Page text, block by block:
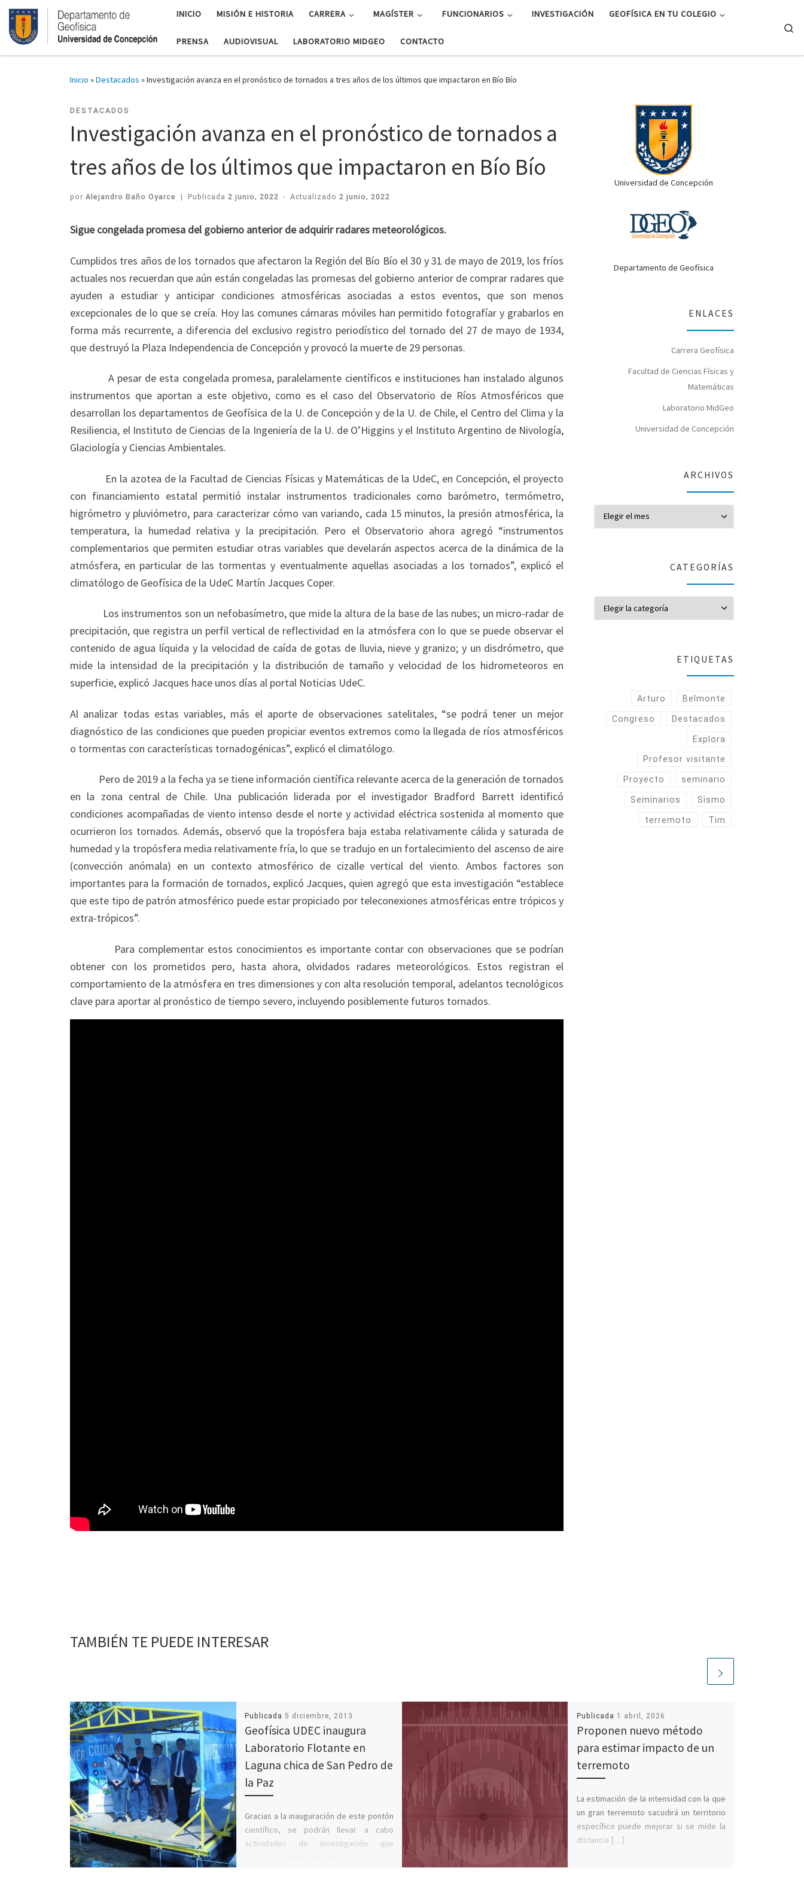
INICIO MISIÓN E HISTORIA CARRERA MAGÍSTER FUNCIONARIOS INVESTIGACIÓN GEOFÍSICA EN TU COLEGIO
PRENSA AUDIOVISUAL LABORATORIO MIDGEO CONTACTO
Inicio »Destacados »Investigación avanza en el pronóstico de tornados a tres años de los últimos que impactaron en Bío Bío
DESTACADOS
Investigación avanza en el pronóstico de tornados a
tres años de los últimos que impactaron en Bío Bío
por Alejandro Baño Oyarce | Publicada 2 junio, 2022 - Actualizado2 junio, 2022
Sigue congelada promesa del gobierno anterior de adquirir radares meteorológicos.
Cumplidos tres años de los tornados que afectaron la Región del Bío Bío el 30 y 31 de mayo de 2019, los fríos
actuales nos recuerdan que aún están congeladas las promesas del gobierno anterior de comprar radares que
ayuden a estudiar y anticipar condiciones atmosféricas asociadas a estos eventos, que son menos
excepcionales de lo que se creía. Hoy las comunes cámaras móviles han permitido fotografíar y grabarlos en
forma más recurrente, a diferencia del exclusivo registro periodístico del tornado del 27 de mayo de 1934,
que destruyó la Plaza Independencia de Concepción y provocó la muerte de 29 personas.
A pesar de esta congelada promesa, paralelamente científicos e instituciones han instalado algunos
instrumentos que aportan a este objetivo, como es el caso del Observatorio de Ríos Atmosféricos que
desarrollan los departamentos de Geofísica de la U. de Concepción y de la U. de Chile, el Centro del Clima y la
Resiliencia, el Instituto de Ciencias de la Ingeniería de la U. de O’Higgins y el Instituto Argentino de Nivología,
Glaciología y Ciencias Ambientales.
En la azotea de la Facultad de Ciencias Físicas y Matemáticas de la UdeC, en Concepción, el proyecto
con financiamiento estatal permitió instalar instrumentos tradicionales como barómetro, termómetro,
higrómetro y pluviómetro, para caracterizar cómo van variando, cada 15 minutos, la presión atmosférica, la
temperatura, la humedad relativa y la precipitación. Pero el Observatorio ahora agregó “instrumentos
complementarios que permiten estudiar otras variables que develarán aspectos acerca de la dinámica de la
atmósfera, en particular de las tormentas y eventualmente aquellas asociadas a los tornados”, explicó el
climatólogo de Geofísica de la UdeC Martín Jacques Coper.
Los instrumentos son un nefobasímetro, que mide la altura de la base de las nubes; un micro-radar de
precipitación, que registra un perfil vertical de reflectividad en la atmósfera con lo que se puede observar el
contenido de agua líquida y la velocidad de caída de gotas de lluvia, nieve y granizo; y un disdrómetro, que
mide la intensidad de la precipitación y la distribución de tamaño y velocidad de los hidrometeoros en
superficie, explicó Jacques hace unos días al portal Noticias UdeC.
Al analizar todas estas variables, más el aporte de observaciones satelitales, “se podrá tener un mejor
diagnóstico de las condiciones que pueden propiciar eventos extremos como la llegada de ríos atmosféricos
o tormentas con características tornadogénicas”, explicó el climatólogo.
Pero de 2019 a la fecha ya se tiene información científica relevante acerca de la generación de tornados
en la zona central de Chile. Una publicación liderada por el investigador Bradford Barrett identificó
condiciones acompañadas de viento intenso desde el norte y actividad eléctrica sostenida al momento que
ocurrieron los tornados. Además, observó que la tropósfera baja estaba relativamente cálida y saturada de
humedad y la tropósfera media relativamente fría, lo que se tradujo en un fortalecimiento del ascenso de aire
(convección anómala) en un contexto atmosférico de cizalle vertical del viento. Ambos factores son
importantes para la formación de tornados, explicó Jacques, quien agregó que esta investigación “establece
que este tipo de patrón atmosférico puede estar propiciado por teleconexiones atmosféricas entre trópicos y
extra-trópicos”.
Para complementar estos conocimientos es importante contar con observaciones que se podrían
obtener con los prometidos pero, hasta ahora, olvidados radares meteorológicos. Estos registran el
comportamiento de la atmósfera en tres dimensiones y con alta resolución temporal, adelantos tecnológicos
clave para aportar al pronóstico de tiempo severo, incluyendo posiblemente futuros tornados.
TAMBIÉN TE PUEDE INTERESAR
Publicada 5 diciembre, 2013
Geofísica UDEC inaugura
Laboratorio Flotante en
Laguna chica de San Pedro de
la Paz
Gracias a la inauguración de este pontón
científico, se podrán llevar a cabo
actividades de investigación que
Publicada 1 abril, 2026
Proponen nuevo método
para estimar impacto de un
terremoto
La estimación de la intensidad con la que
un gran terremoto sacudirá un territorio
específico puede mejorar si se mide la
distancia […]
Universidad de Concepción
Departamento de Geofísica
ENLACES
Carrera Geofísica
Facultad de Ciencias Físicas y
Matemáticas
Laboratorio MidGeo
Universidad de Concepción
ARCHIVOS
CATEGORÍAS
ETIQUETAS
Arturo Belmonte
Congreso Destacados
Explora
Profesor visitante
Proyecto seminario
Seminarios Sismo
terremoto Tim